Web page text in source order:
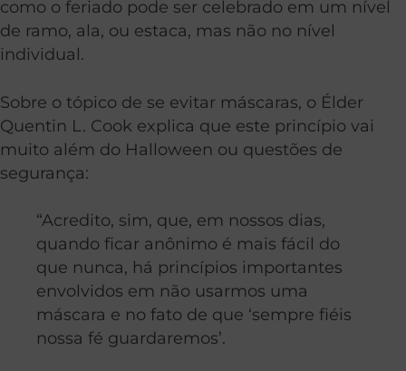
como o feriado pode ser celebrado em um nível
de ramo, ala, ou estaca, mas não no nível
individual.
Sobre o tópico de se evitar máscaras, o Élder
Quentin L. Cook explica que este princípio vai
muito além do Halloween ou questões de
segurança:
“Acredito, sim, que, em nossos dias,
quando ficar anônimo é mais fácil do
que nunca, há princípios importantes
envolvidos em não usarmos uma
máscara e no fato de que ‘sempre fiéis
nossa fé guardaremos’.